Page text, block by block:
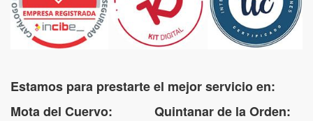
Estamos para prestarte el mejor servicio en:
Mota del Cuervo: Quintanar de la Orden: